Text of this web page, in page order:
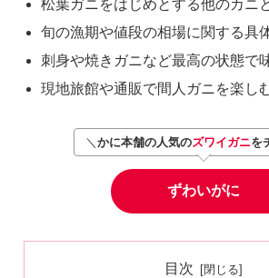
松葉ガニをはじめとする他のカニ
旬の漁期や値段の相場に関する具
刺身や焼きガニなど最高の状態で
現地旅館や通販で間人ガニを楽し
＼ かに本舗の人気のズワイガニを
ずわいがに
目次